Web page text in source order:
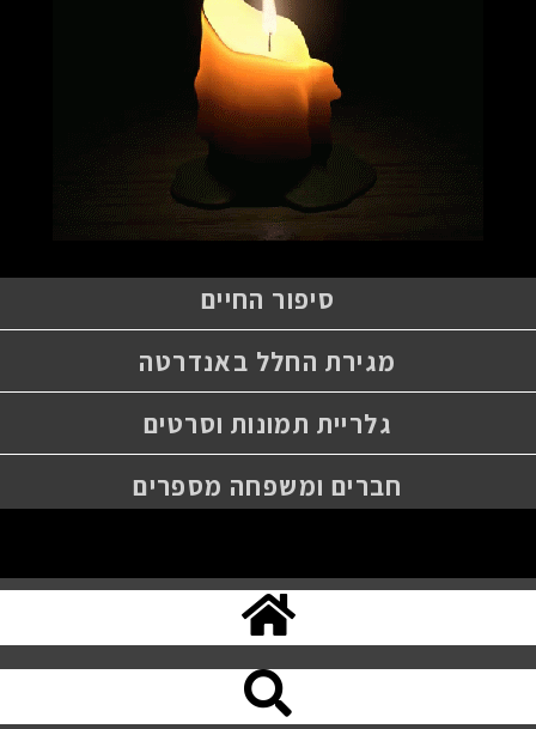
סיפור החיים
מגירת החלל באנדרטה
גלריית תמונות וסרטים
חברים ומשפחה מספרים